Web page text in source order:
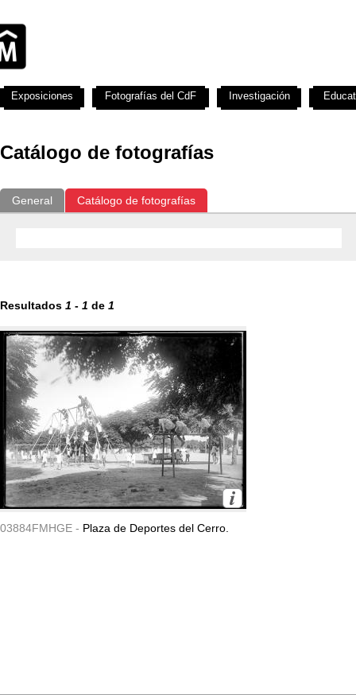
Catálogo de fotografías
General Catálogo de fotografías
Resultados 1 - 1 de 1
03884FMHGE - Plaza de Deportes del Cerro.
Exposiciones Fotografías del CdF Investigación